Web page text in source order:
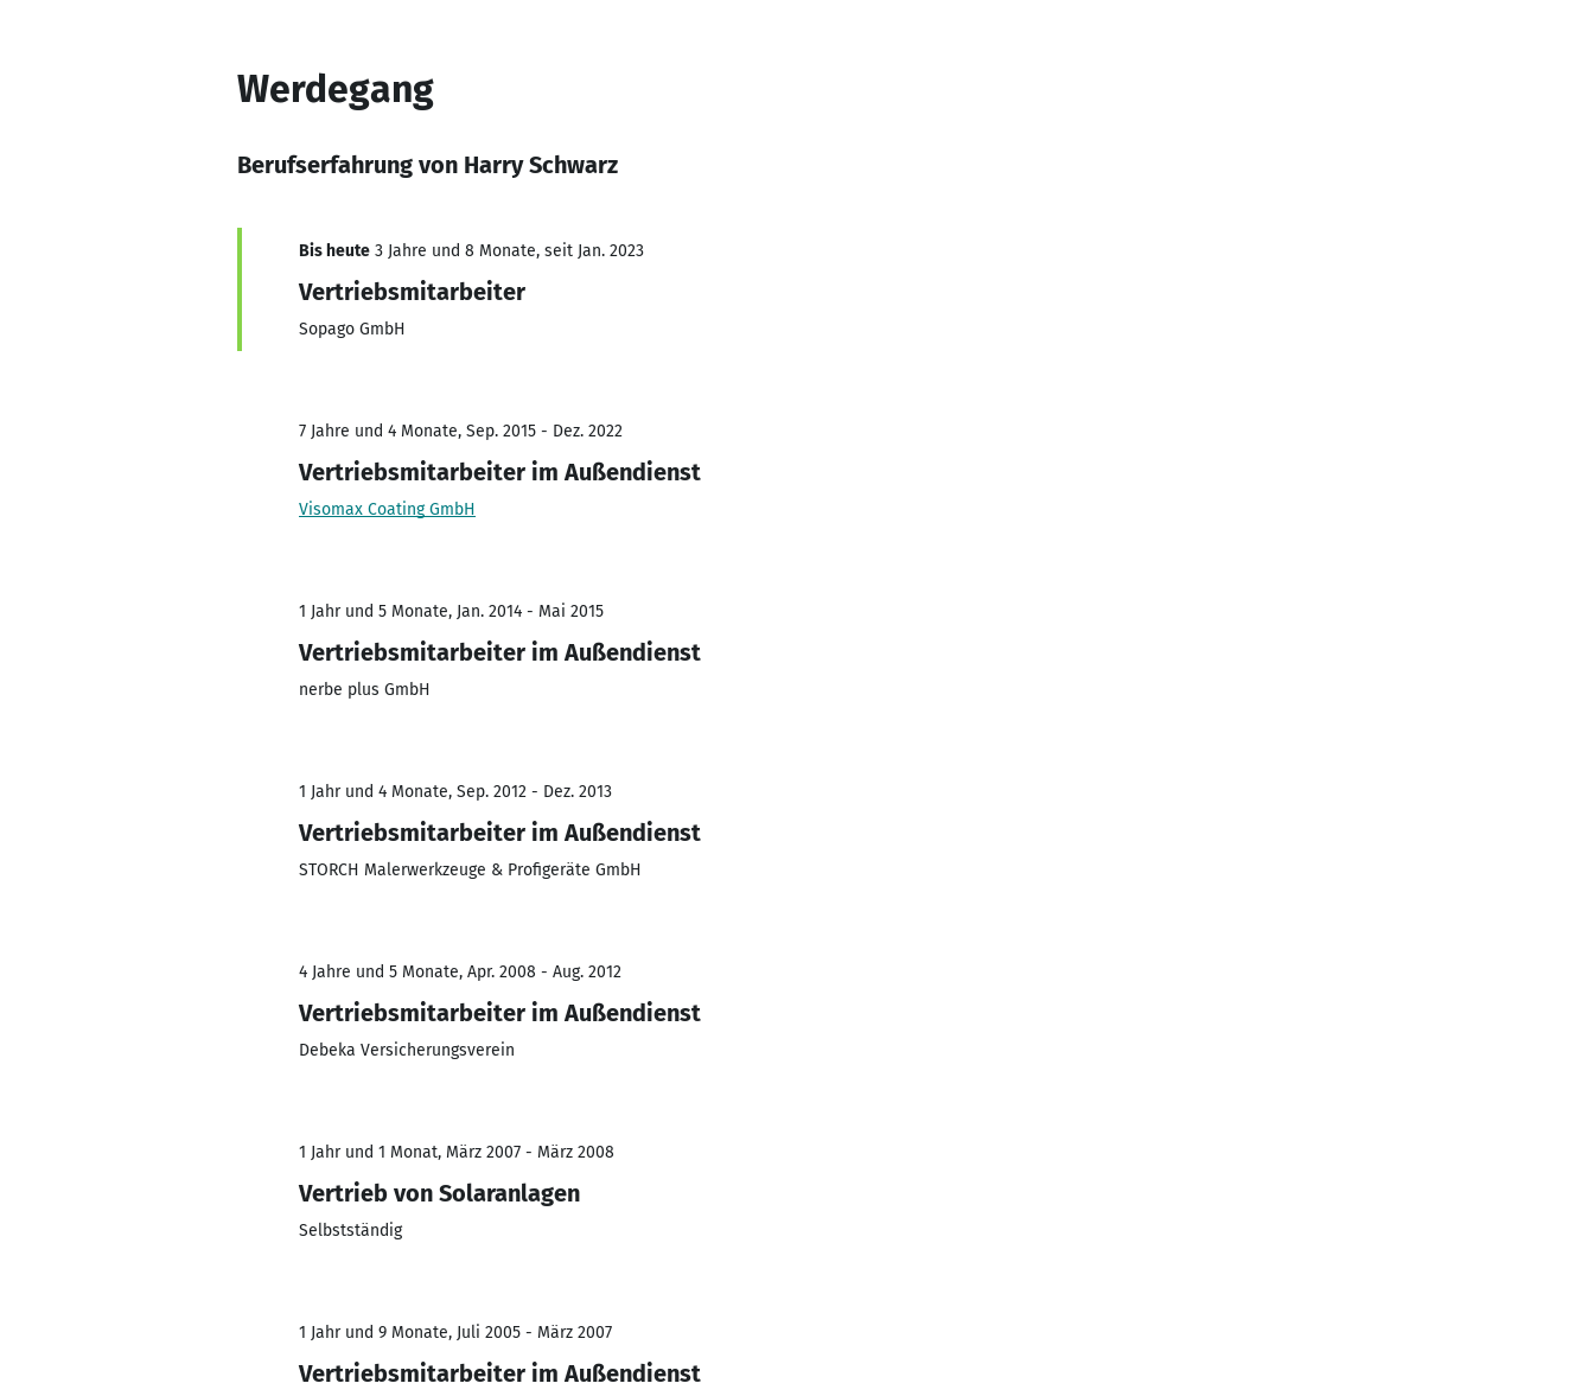
Werdegang
Berufserfahrung von Harry Schwarz
Bis heute 3 Jahre und 8 Monate, seit Jan. 2023
Vertriebsmitarbeiter
Sopago GmbH
7 Jahre und 4 Monate, Sep. 2015 - Dez. 2022
Vertriebsmitarbeiter im Außendienst
Visomax Coating GmbH
1 Jahr und 5 Monate, Jan. 2014 - Mai 2015
Vertriebsmitarbeiter im Außendienst
nerbe plus GmbH
1 Jahr und 4 Monate, Sep. 2012 - Dez. 2013
Vertriebsmitarbeiter im Außendienst
STORCH Malerwerkzeuge & Profigeräte GmbH
4 Jahre und 5 Monate, Apr. 2008 - Aug. 2012
Vertriebsmitarbeiter im Außendienst
Debeka Versicherungsverein
1 Jahr und 1 Monat, März 2007 - März 2008
Vertrieb von Solaranlagen
Selbstständig
1 Jahr und 9 Monate, Juli 2005 - März 2007
Vertriebsmitarbeiter im Außendienst